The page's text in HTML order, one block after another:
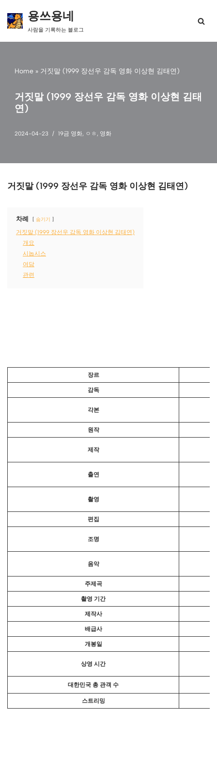
콘
용쓰용네
사람을 기록하는 블로그
Home » 거짓말 (1999 장선우 감독 영화 이상현 김태연)
거짓말 (1999 장선우 감독 영화 이상현 김태
연)
2024-04-23 19금 영화, ㅇㅎ , 영화
거짓말 (1999 장선우 감독 영화 이상현 김태연)
차례 숨기기
거짓말 (1999 장선우 감독 영화 이상현 김태연)
개요
시놉시스
여담
관련
장르
감독
각본
원작
제작
출연
촬영
편집
조명
음악
주제곡
촬영 기간
제작사
배급사
개봉일
상영 시간
대한민국 총 관객 수
스트리밍